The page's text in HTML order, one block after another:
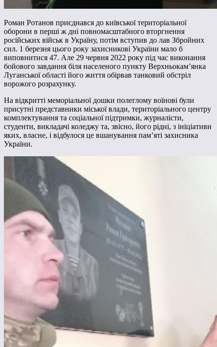
Роман Ротанов приєднався до київської територіальної
оборони в перші ж дні повномасштабного вторгнення
російських військ в Україну, потім вступив до лав Збройних
сил. 1 березня цього року захисникові України мало б
виповнитися 47. Але 29 червня 2022 року під час виконання
бойового завдання біля населеного пункту Верхньокам’янка
Луганської області його життя обірвав танковий обстріл
ворожого розрахунку.
На відкритті меморіальної дошки полеглому воїнові були
присутні представники міської влади, територіального центру
комплектування та соціальної підтримки, журналісти,
студенти, викладачі коледжу та, звісно, його рідні, з ініціативи
яких, власне, і відбулося це вшанування пам’яті захисника
України.